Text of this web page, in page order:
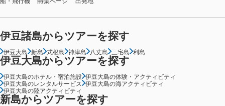
伊豆諸島からツアーを探す
伊豆大島 新島 式根島 神津島 八丈島 三宅島 利島
伊豆大島からツアーを探す
伊豆大島のホテル・宿泊施設 伊豆大島の体験・アクティビティ
伊豆大島のレンタルサービス 伊豆大島の海アクティビティ
伊豆大島の陸アクティビティ
新島からツアーを探す